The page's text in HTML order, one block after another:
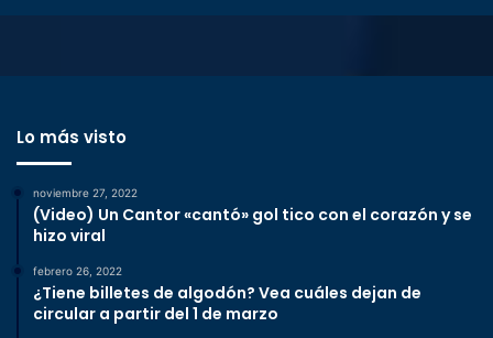
Lo más visto
noviembre 27, 2022
(Video) Un Cantor «cantó» gol tico con el corazón y se
hizo viral
febrero 26, 2022
¿Tiene billetes de algodón? Vea cuáles dejan de
circular a partir del 1 de marzo